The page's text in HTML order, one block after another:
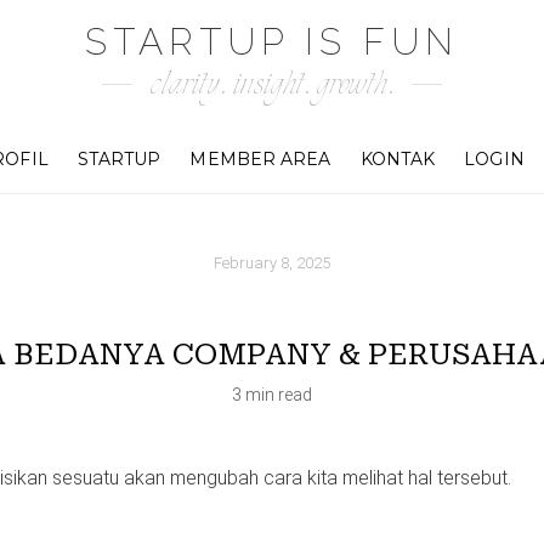
STARTUP IS FUN
clarity. insight. growth.
STARTUP MEMBER AREA KONTAK LOGIN
February 8, 2025
BEDANYA COMPANY &
3 min read
sesuatu akan mengubah cara kita melihat hal tersebut.